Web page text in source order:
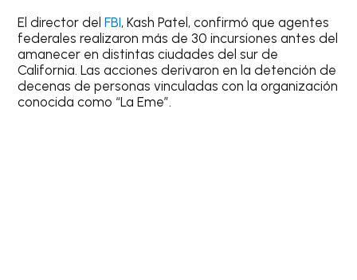
El director delFBI, Kash Patel, confirmó que agentes
federales realizaron más de 30 incursiones antes del
amanecer en distintas ciudades del sur de
California. Las acciones derivaron en la detención de
decenas de personas vinculadas con la organización
conocida como “La Eme”.